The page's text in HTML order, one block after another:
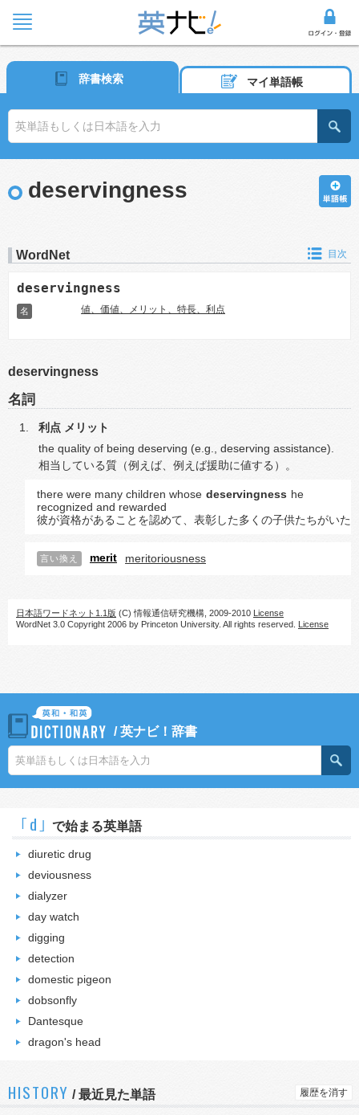
辞書検索 マイ単語帳
deservingness
WordNet 目次
deservingness
名 値、価値、メリット、特長、利点
deservingness
名詞
利点 メリット
the quality of being deserving (e.g., deserving assistance).
相当している質（例えば、例えば援助に値する）。
there were many children whose deservingness he
recognized and rewarded
彼が資格があることを認めて、表彰した多くの子供たちがいた
言い換え merit meritoriousness
日本語ワードネット1.1版 (C) 情報通信研究機構, 2009-2010 License
WordNet 3.0 Copyright 2006 by Princeton University. All rights reserved. License
/英ナビ！辞書
｢d｣ で始まる英単語
diuretic drug
deviousness
dialyzer
day watch
digging
detection
domestic pigeon
dobsonfly
Dantesque
dragon's head
HISTORY /最近見た単語 履歴を消す